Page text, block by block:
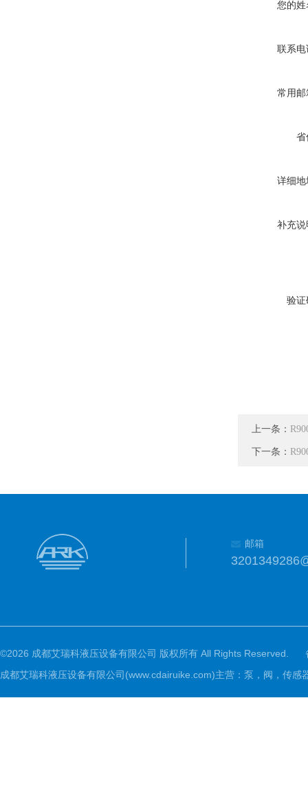
您的
联系
常用
省
详细
补充
验
上一条：
下一条：
邮箱
©2026 成都艾瑞科液压设备有限公司 版权所有 All Rights Reserved.
成都艾瑞科液压设备有限公司(www.cdairuike.com)主营：泵，阀，传